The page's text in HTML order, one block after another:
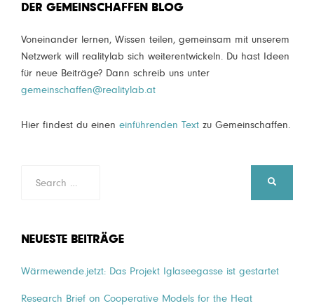
DER GEMEINSCHAFFEN BLOG
Voneinander lernen, Wissen teilen, gemeinsam mit unserem
Netzwerk will realitylab sich weiterentwickeln. Du hast Ideen
für neue Beiträge? Dann schreib uns unter
gemeinschaffen@realitylab.at
Hier findest du einen einführenden Text zu Gemeinschaffen.
NEUESTE BEITRÄGE
Wärmewende.jetzt: Das Projekt Iglaseegasse ist gestartet
Research Brief on Cooperative Models for the Heat